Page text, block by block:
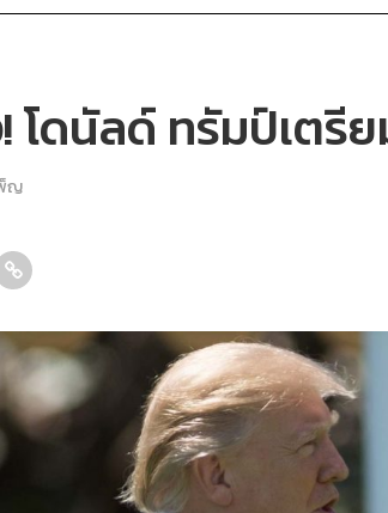
โดนัลด์ ทรัมป์เตรี
ญ